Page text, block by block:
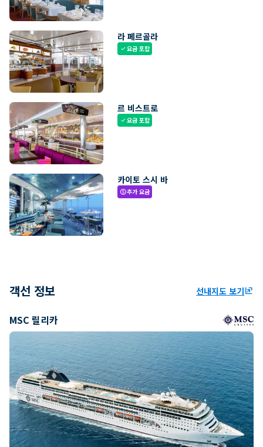
라 페르골라
check요금 포함
르 비스트로
check요금 포함
카이토 스시 바
paid추가 요금
객선 정보 선내지도 보기ungroup
MSC 릴리카